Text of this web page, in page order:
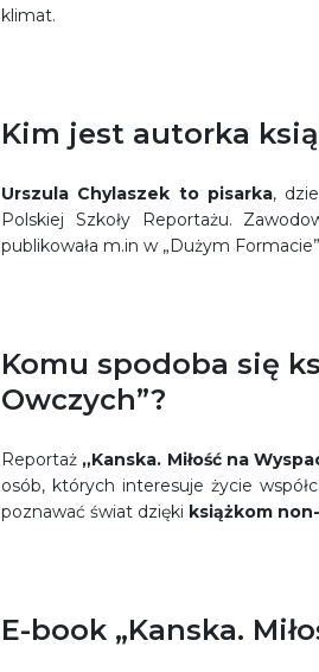
klimat.
Kim jest autorka
Urszula Chylaszek to pisarka,
Polskiej Szkoły Reportażu.
publikowała m.in w „Dużym
Komu spodoba się
Owczych”?
Reportaż „Kanska. Miłość na
osób, których interesuje życie
poznawać świat dzięki książkom
E-book „Kanska.